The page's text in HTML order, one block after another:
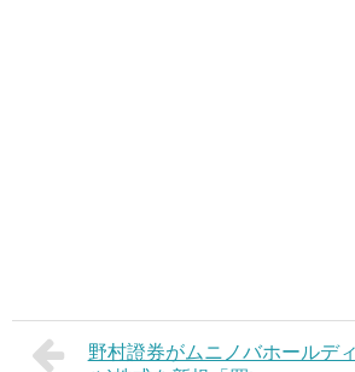
野村證券がムニノバホールデ